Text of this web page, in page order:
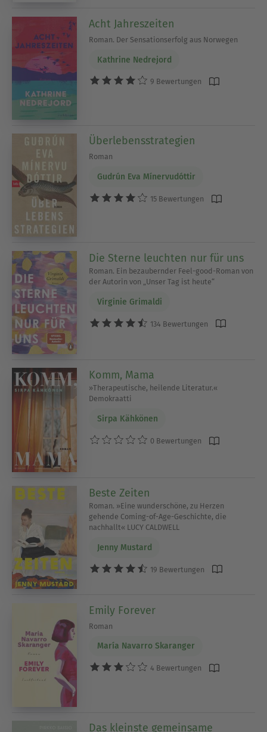
Acht Jahreszeiten
Roman. Der Sensationserfolg aus Norwegen
Kathrine Nedrejord
9 Bewertungen
Überlebensstrategien
Roman
Gudrún Eva Mínervudóttir
15 Bewertungen
Die Sterne leuchten nur für uns
Roman. Ein bezaubernder Feel-good-Roman von
der Autorin von „Unser Tag ist heute“
Virginie Grimaldi
134 Bewertungen
Komm, Mama
»Therapeutische, heilende Literatur.«
Demokraatti
Sirpa Kähkönen
0 Bewertungen
Beste Zeiten
Roman. »Eine wunderschöne, zu Herzen
gehende Coming-of-Age-Geschichte, die
nachhallt« LUCY CALDWELL
Jenny Mustard
19 Bewertungen
Emily Forever
Roman
María Navarro Skaranger
4 Bewertungen
Das kleinste gemeinsame